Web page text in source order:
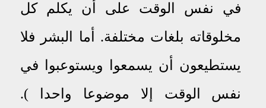
في نفس الوقت على أن يكلم كل
مخلوقاته بلغات مختلفة. أما البشر فلا
يستطيعون أن يسمعوا ويستوعبوا في
نفس الوقت إلا موضوعا واحدا ).